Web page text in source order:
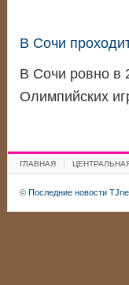
В Сочи
В Сочи ровно в
Олимпийских
ГЛАВНАЯ
© Последние новости